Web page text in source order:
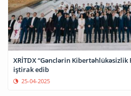
XRİTDX “Gənclərin Kibertəhlükəsizlik
iştirak edib
25-04-2025